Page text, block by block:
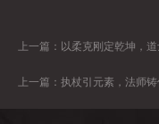
上一篇： 以柔克刚定乾坤，道士
上一篇： 执杖引元素，法师